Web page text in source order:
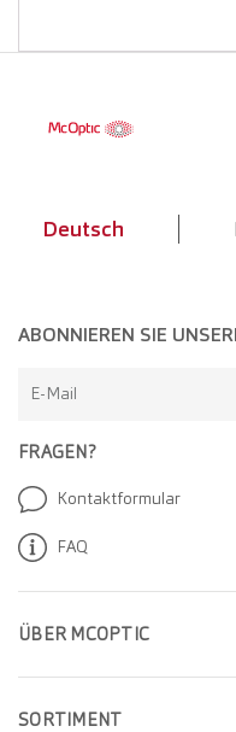
Deutsch
ÜBER MCOPTIC
Termin buchen
Filiale finden
SORTIMENT
FRAGEN?
Kontaktformular
FAQ
ABONNIEREN SIE
E-Mail